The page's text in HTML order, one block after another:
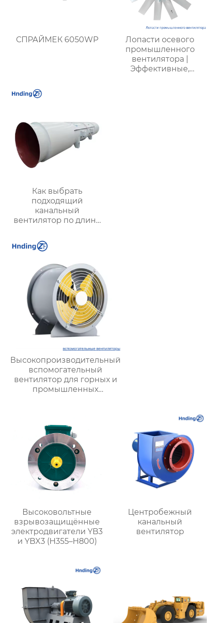
СПРАЙМЕК 6050WP
Лопасти осевого
промышленного
вентилятора |
Эффективные,
Как выбрать
подходящий
канальный
вентилятор по длине
защитой IP55 и
классом изоляции H
Высокопроизводительный
вспомогательный
вентилятор для горных и
промышленных
Высоковольтные
взрывозащищённые
электродвигатели YB3
и YBX3 (H355–H800)
Центробежный
канальный
вентилятор